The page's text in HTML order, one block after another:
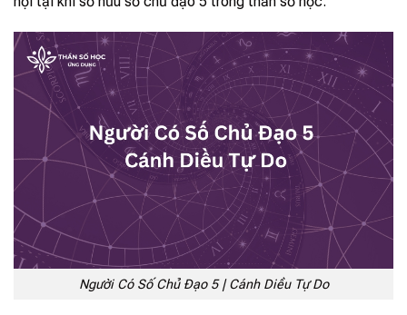
Người Có Số Chủ Đạo 5 | Cánh Diều Tự Do